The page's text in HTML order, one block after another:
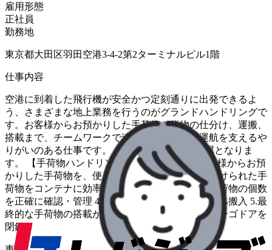
雇用形態
正社員
勤務地
東京都大田区羽田空港3-4-2第2ターミナルビル1階
仕事内容
空港に到着した飛行機が安全かつ定刻通りに出発できるよ
う、さまざまな地上業務を行うのがグランドハンドリングで
す。お客様からお預かりした手荷物や貨物の仕分け、運搬、
搭載まで、チームワークで連携し、航空機の運航を支えるや
りがいのある仕事です。 ★手荷物 or 貨物の配属となりま
す。 【手荷物ハンドリングの流れ(出発)】 1.お客様からお預
かりした手荷物を、便ごとに正確に仕分け 2.仕分けられた手
荷物をコンテナに効率よく搭載 3.各作業工程で手荷物の個数
を正確に確認・管理 4.特殊車両を操作し、空港機へ搬入 5.最
終的な手荷物の搭載が完了したことを確認し、カーゴドアを
閉鎖